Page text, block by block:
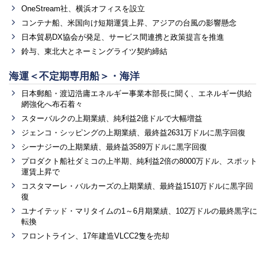
OneStream社、横浜オフィスを設立
コンテナ船、米国向け短期運賃上昇、アジアの台風の影響懸念
日本貿易DX協会が発足、サービス間連携と政策提言を推進
鈴与、東北大とネーミングライツ契約締結
海運＜不定期専用船＞・海洋
日本郵船・渡辺浩庸エネルギー事業本部長に聞く、エネルギー供給
網強化へ布石着々
スターバルクの上期業績、純利益2億ドルで大幅増益
ジェンコ・シッピングの上期業績、最終益2631万ドルに黒字回復
シーナジーの上期業績、最終益3589万ドルに黒字回復
プロダクト船社ダミコの上半期、純利益2倍の8000万ドル、スポット
運賃上昇で
コスタマーレ・バルカーズの上期業績、最終益1510万ドルに黒字回
復
ユナイテッド・マリタイムの1～6月期業績、102万ドルの最終黒字に
転換
フロントライン、17年建造VLCC2隻を売却